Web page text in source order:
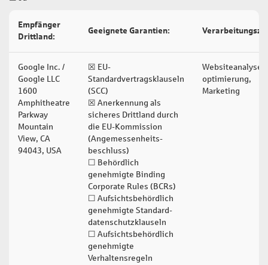
Empfänger
Drittland:
Geeignete Garantien:
Google Inc. /
Google LLC
1600
Amphitheatre
Parkway
Mountain
View, CA
94043, USA
☒ EU-
Standardvertragsklauseln
(SCC)
☒ Anerkennung als
sicheres Drittland durch
die EU-Kommission
(Angemessenheits-
beschluss)
☐ Behördlich
genehmigte Binding
Corporate Rules (BCRs)
☐ Aufsichtsbehördlich
genehmigte Standard-
datenschutzklauseln
☐ Aufsichtsbehördlich
genehmigte
Verhaltensregeln
Websiteanalyse
optimierung,
Marketing